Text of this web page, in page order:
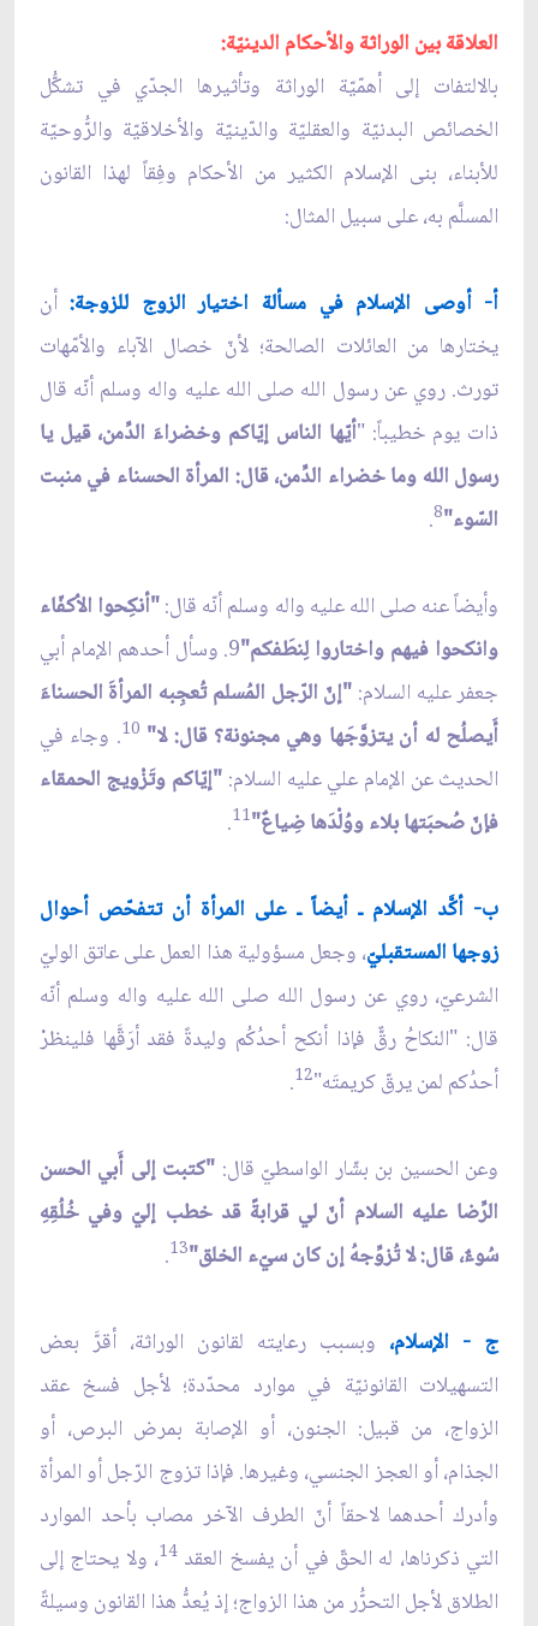
العلاقة بين الوراثة والأحكام الدينيّة:
بالالتفات إلى أهمّيّة الوراثة وتأثيرها الجدّي في تشكُّل
الخصائص البدنيّة والعقليّة والدّينيّة والأخلاقيّة والرُّوحيّة
للأبناء، بنى الإسلام الكثير من الأحكام وفِقاً لهذا القانون
المسلَّم به، على سبيل المثال:
أ- أوصى الإسلام في مسألة اختيار الزوج للزوجة:أن
يختارها من العائلات الصالحة؛ لأنّ خصال الآباء والأمّهات
تورث. روي عن رسول الله صلى الله عليه واله وسلم أنّه قال
ذات يوم خطيباً: "أيّها الناس إيّاكم وخضراءَ الدِّمن، قيل يا
رسول الله وما خضراء الدِّمن، قال: المرأة الحسناء في منبت
السّوء"8
.
وأيضاً عنه صلى الله عليه واله وسلم أنّه قال:"أنكِحوا الأكفّاء
وانكحوا فيهم واختاروا لِنطَفكم" 9. وسأل أحدهم الإمام أبي
جعفر عليه السلام: "إنّ الرّجل المُسلم تُعجِبه المرأةَ الحسناءَ
أَيصلُح له أن يتزوَّجَها وهي مجنونة؟ قال: لا" 10. وجاء في
الحديث عن الإمام علي عليه السلام: "إيّاكم وتَزْويج الحمقاء
فإنّ صُحبَتها بلاء ووُلْدَها ضِياعٌ"11
.
ب- أكَّد الإسلام ـ أيضاً ـ على المرأة أن تتفحّص أحوال
زوجها المستقبليّ، وجعل مسؤولية هذا العمل على عاتق الوليّ
الشرعيّ، روي عن رسول الله صلى الله عليه واله وسلم أنّه
قال: "النكاحُ رقٌّ فإذا أنكح أحدُكُم وليدةً فقد أرَقَّها فلينظرْ
أحدُكم لمن يرقّ كريمتَه"12
.
وعن الحسين بن بشّار الواسطيّ قال: "كتبت إلى أَبي الحسن
الرِّضا عليه السلام أنّ لي قرابةً قد خطب إليّ وفي خُلُقِهِ
سُوءٌ، قال: لا تُزوِّجهُ إن كان سيّء الخلق"13
.
ج - الإسلام، وبسبب رعايته لقانون الوراثة، أقرَّ بعض
التسهيلات القانونيّة في موارد محدّدة؛ لأجل فسخ عقد
الزواج، من قبيل: الجنون، أو الإصابة بمرض البرص، أو
الجذام، أو العجز الجنسي، وغيرها. فإذا تزوج الرّجل أو المرأة
وأدرك أحدهما لاحقاً أنّ الطرف الآخر مصاب بأحد الموارد
التي ذكرناها، له الحقّ في أن يفسخ العقد 14، ولا يحتاج إلى
الطلاق لأجل التحرُّر من هذا الزواج؛ إذ يُعدُّ هذا القانون وسيلةً